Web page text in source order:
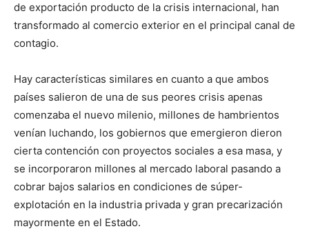
de exportación producto de la crisis internacional, han
transformado al comercio exterior en el principal canal de
contagio.
Hay características similares en cuanto a que ambos
países salieron de una de sus peores crisis apenas
comenzaba el nuevo milenio, millones de hambrientos
venían luchando, los gobiernos que emergieron dieron
cierta contención con proyectos sociales a esa masa, y
se incorporaron millones al mercado laboral pasando a
cobrar bajos salarios en condiciones de súper-
explotación en la industria privada y gran precarización
mayormente en el Estado.